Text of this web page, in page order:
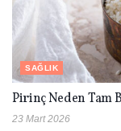
SAĞLIK
Pirinç Neden Tam
23 Mart 2026